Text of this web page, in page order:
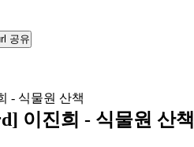
이진희 - 식물원 산책